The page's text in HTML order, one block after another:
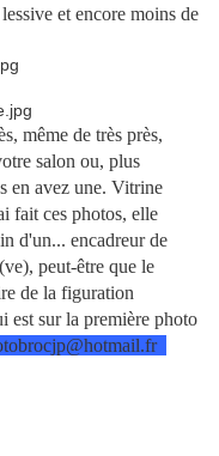
et encore moins de
même de très près,
salon ou, plus
en avez une. Vitrine
fait ces photos, elle
d'un... encadreur de
peut-être que le
de la figuration
est sur la première photo